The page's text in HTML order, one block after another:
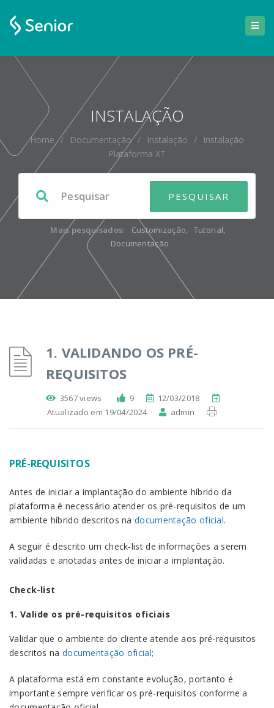
INSTALAÇÃO
Home / Documentação / Instalação /
Instalação
Plataforma XT
Mais pesquisados: Customização, Tutorial,
Documentação
1. VALIDANDO OS PRÉ-
REQUISITOS
3567 views 9
12/03/2018
Atualizado em 19/04/2024
admin
PRÉ-REQUISITOS
Antes de iniciar a implantação do ambiente híbrido da
plataforma é necessário atender os pré-requisitos de um
ambiente híbrido descritos nadocumentação oficial.
A seguir é descrito um check-list de informações a serem
validadas e anotadas antes de iniciar a implantação.
Check-list
1. Valide os pré-requisitos oficiais
Validar que o ambiente do cliente atende aos pré-requisitos
descritos na documentação oficial;
A plataforma está em constante evolução, portanto é
importante sempre verificar os pré-requisitos conforme a